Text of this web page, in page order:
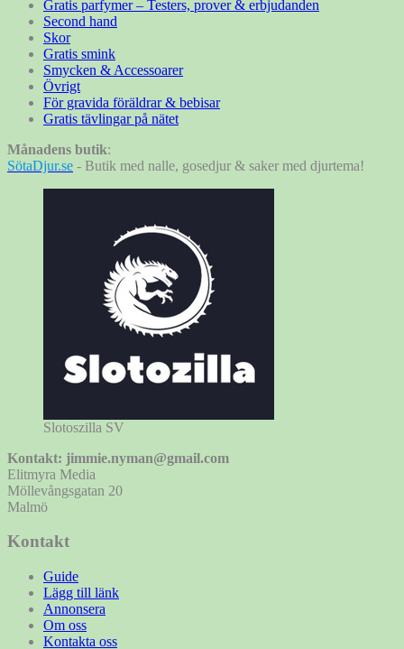
Gratis parfymer – Testers, prover & erbjudanden
Second hand
Skor
Gratis smink
Smycken & Accessoarer
Övrigt
För gravida föräldrar & bebisar
Gratis tävlingar på nätet
Månadens butik:
SötaDjur.se - Butik med nalle, gosedjur & saker med djurtema!
Slotoszilla SV
Kontakt: jimmie.nyman@gmail.com
Elitmyra Media
Möllevångsgatan 20
Malmö
Kontakt
Guide
Lägg till länk
Annonsera
Om oss
Kontakta oss